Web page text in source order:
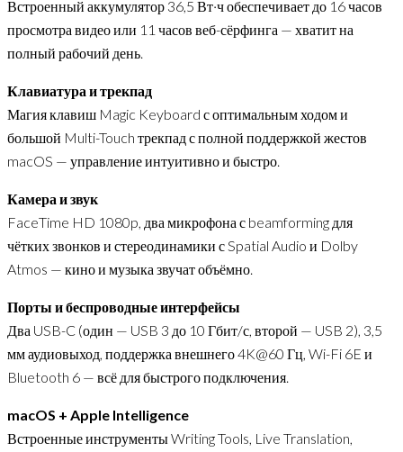
Встроенный аккумулятор 36,5 Вт·ч обеспечивает до 16 часов
просмотра видео или 11 часов веб-сёрфинга — хватит на
полный рабочий день.
Клавиатура и трекпад
Магия клавиш Magic Keyboard с оптимальным ходом и
большой Multi-Touch трекпад с полной поддержкой жестов
macOS — управление интуитивно и быстро.
Камера и звук
FaceTime HD 1080p, два микрофона с beamforming для
чётких звонков и стереодинамики с Spatial Audio и Dolby
Atmos — кино и музыка звучат объёмно.
Порты и беспроводные интерфейсы
Два USB-C (один — USB 3 до 10 Гбит/с, второй — USB 2), 3,5
мм аудиовыход, поддержка внешнего 4K@60 Гц, Wi-Fi 6E и
Bluetooth 6 — всё для быстрого подключения.
macOS + Apple Intelligence
Встроенные инструменты Writing Tools, Live Translation,